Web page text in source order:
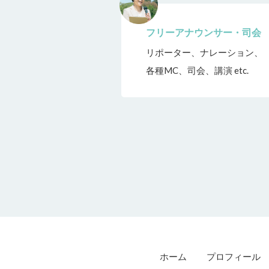
フリーアナウンサー・司会
リポーター、ナレーション、
各種MC、司会、講演 etc.
ホーム プロフィール